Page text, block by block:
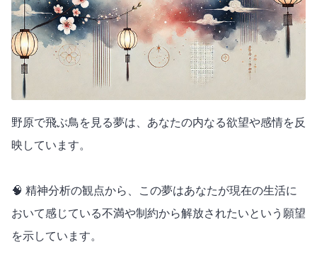
野原で飛ぶ鳥を見る夢は、あなたの内なる欲望や感情を反
映しています。
🧠 精神分析の観点から、この夢はあなたが現在の生活に
おいて感じている不満や制約から解放されたいという願望
を示しています。